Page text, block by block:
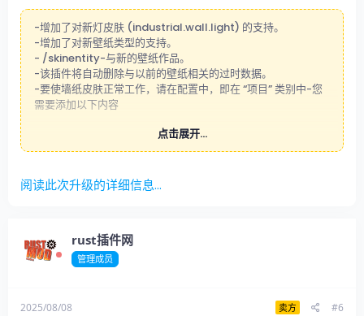
-增加了对新灯皮肤 (industrial.wall.light) 的支持。
-增加了对新壁纸类型的支持。
- /skinentity-与新的壁纸作品。
-该插件将自动删除与以前的壁纸相关的过时数据。
-要使墙纸皮肤正常工作，请在配置中，即在 “项目” 类别中-您
需要添加以下内容
[“墙纸.天花板”] = 0
点击展开...
阅读此次升级的详细信息...
rust插件网
管理成员
2025/08/08 卖方 #6